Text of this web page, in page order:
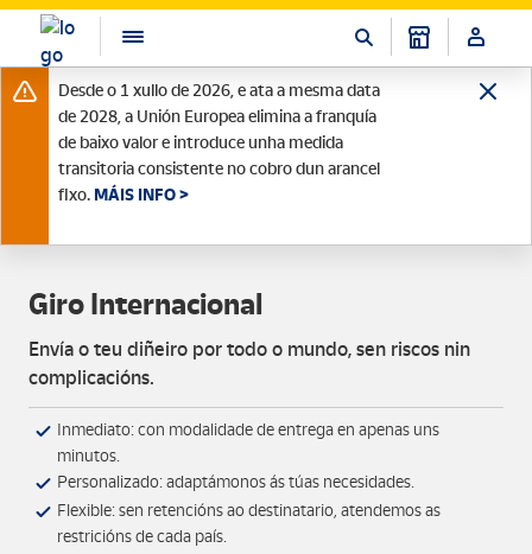
Desde o 1 xullo de 2026, e ata a mesma data
de 2028, a Unión Europea elimina a franquía
de baixo valor e introduce unha medida
transitoria consistente no cobro dun arancel
fixo. MÁIS INFO >
Giro Internacional
Envía o teu diñeiro por todo o mundo, sen riscos nin
complicacións.
Inmediato: con modalidade de entrega en apenas uns
minutos.
Personalizado: adaptámonos ás túas necesidades.
Flexible: sen retencións ao destinatario, atendemos as
restricións de cada país.